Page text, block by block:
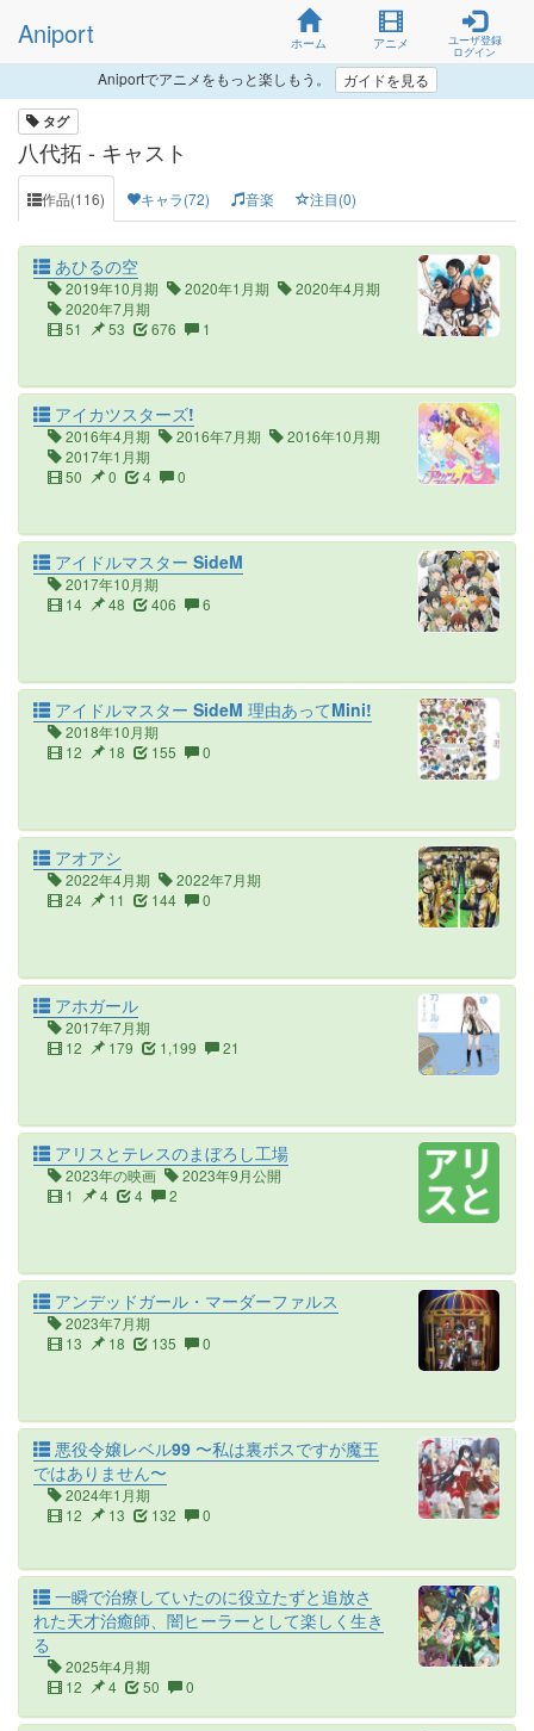
Aniport ホーム アニメ
ユーザ登録
ログイン
Aniportでアニメをもっと楽しもう。 ガイドを見る
タグ
八代拓 - キャスト
作品(116) キャラ(72) 音楽 注目(0)
あひるの空
2019年10月期 2020年1月期
2020年4月期
2020年7月期
51
53 676 1
アイカツスターズ!
2016年4月期 2016年7月期
2016年10月期
2017年1月期
50
0 4 0
アイドルマスター SideM
2017年10月期
14
48 406 6
アイドルマスター SideM 理由あってMini!
2018年10月期
12
18 155 0
アオアシ
2022年4月期
2022年7月期
24
11 144 0
アホガール
2017年7月期
12
179 1,199 21
アリスとテレスのまぼろし工場
2023年の映画
2023年9月公開
1
4 4 2
アンデッドガール・マーダーファルス
2023年7月期
13
18 135 0
悪役令嬢レベル99 〜私は裏ボスですが魔王
ではありません〜
2024年1月期
12
13 132 0
一瞬で治療していたのに役立たずと追放さ
れた天才治癒師、闇ヒーラーとして楽しく生き
る
2025年4月期
12
4 50 0